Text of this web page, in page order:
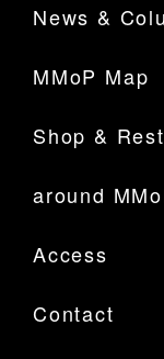
News &
MMoP Map
Shop &
around
Access
Contact